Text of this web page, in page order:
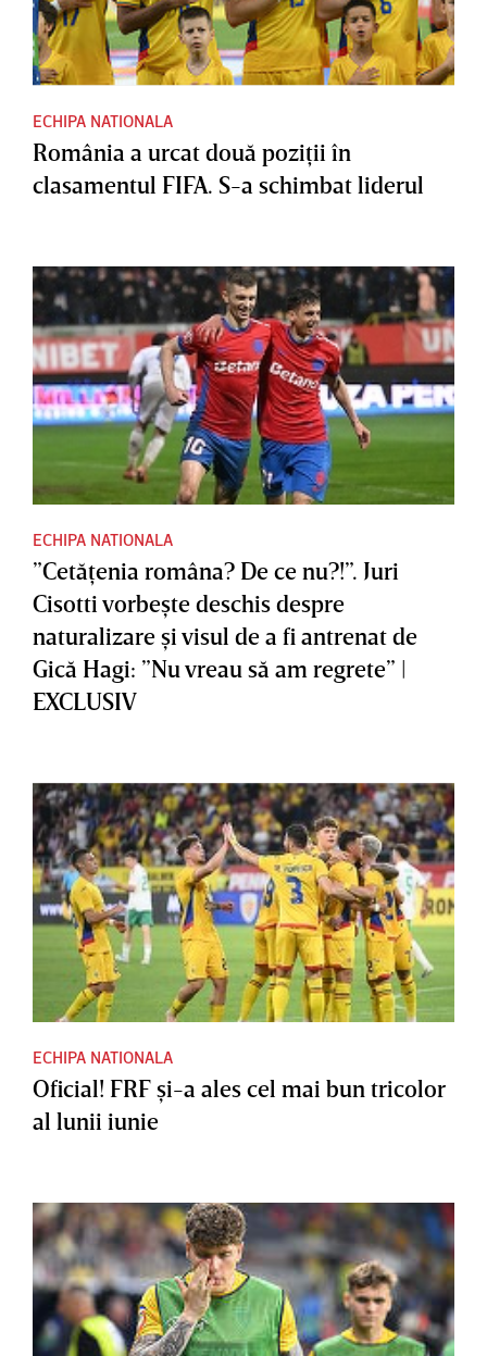
ECHIPA NATIONALA
România a urcat două poziţii în
clasamentul FIFA. S-a schimbat liderul
ECHIPA NATIONALA
”Cetăţenia româna? De ce nu?!”. Juri
Cisotti vorbeşte deschis despre
naturalizare şi visul de a fi antrenat de
Gică Hagi: ”Nu vreau să am regrete” |
EXCLUSIV
ECHIPA NATIONALA
Oficial! FRF şi-a ales cel mai bun tricolor
al lunii iunie